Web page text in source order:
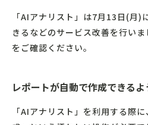
「AIアナリスト」は7月13日(月)
きるなどのサービス改善を行い
をご確認ください。
レポートが自動で作成できるよ
「AIアナリスト」を利用する際